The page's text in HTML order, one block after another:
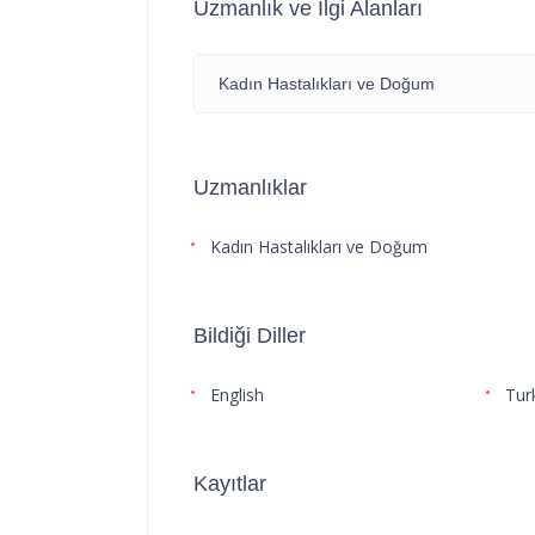
Uzmanlık ve İlgi Alanları
Kadın Hastalıkları ve Doğum
Uzmanlıklar
Kadın Hastalıkları ve Doğum
Bildiği Diller
English
Kayıtlar